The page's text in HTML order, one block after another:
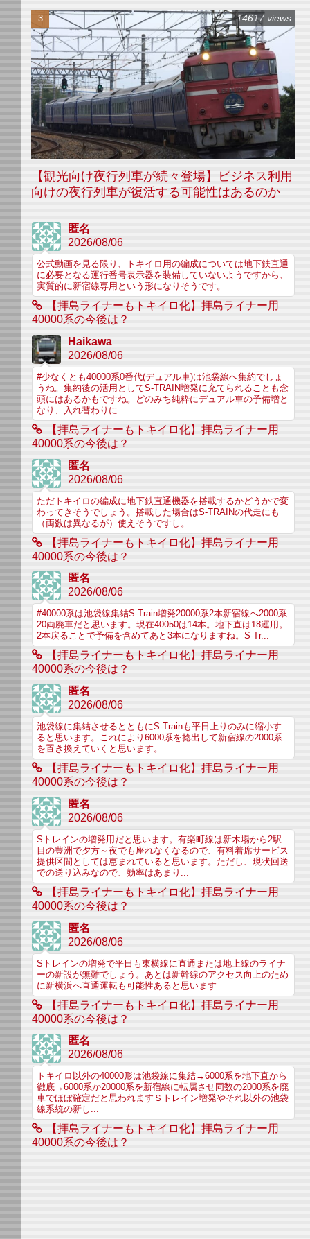
【観光向け夜行列車が続々登場】ビジネス利用
向けの夜行列車が復活する可能性はあるのか
14617 views
匿名
2026/08/06
公式動画を見る限り、トキイロ用の編成については地下鉄直通
に必要となる運行番号表示器を装備していないようですから、
実質的に新宿線専用という形になりそうです。
【拝島ライナーもトキイロ化】拝島ライナー用
40000系の今後は？
Haikawa
2026/08/06
#少なくとも40000系0番代(デュアル車)は池袋線へ集約でしょ
うね。集約後の活用としてS-TRAIN増発に充てられることも念
頭にはあるかもですね。どのみち純粋にデュアル車の予備増と
なり、入れ替わりに...
【拝島ライナーもトキイロ化】拝島ライナー用
40000系の今後は？
匿名
2026/08/06
ただトキイロの編成に地下鉄直通機器を搭載するかどうかで変
わってきそうでしょう。搭載した場合はS-TRAINの代走にも
（両数は異なるが）使えそうですし。
【拝島ライナーもトキイロ化】拝島ライナー用
40000系の今後は？
匿名
2026/08/06
#40000系は池袋線集結S-Train増発20000系2本新宿線へ2000系
20両廃車だと思います。現在40050は14本。地下直は18運用。
2本戻ることで予備を含めてあと3本になりますね。S-Tr...
【拝島ライナーもトキイロ化】拝島ライナー用
40000系の今後は？
匿名
2026/08/06
池袋線に集結させるとともにS-Trainも平日上りのみに縮小す
ると思います。これにより6000系を捻出して新宿線の2000系
を置き換えていくと思います。
【拝島ライナーもトキイロ化】拝島ライナー用
40000系の今後は？
匿名
2026/08/06
Sトレインの増発用だと思います。有楽町線は新木場から2駅
目の豊洲で夕方～夜でも座れなくなるので、有料着席サービス
提供区間としては恵まれていると思います。ただし、現状回送
での送り込みなので、効率はあまり...
【拝島ライナーもトキイロ化】拝島ライナー用
40000系の今後は？
匿名
2026/08/06
Sトレインの増発で平日も東横線に直通または地上線のライナ
ーの新設が無難でしょう。あとは新幹線のアクセス向上のため
に新横浜へ直通運転も可能性あると思います
【拝島ライナーもトキイロ化】拝島ライナー用
40000系の今後は？
匿名
2026/08/06
トキイロ以外の40000形は池袋線に集結→6000系を地下直から
徹底→6000系か20000系を新宿線に転属させ同数の2000系を廃
車でほぼ確定だと思われますＳトレイン増発やそれ以外の池袋
線系統の新し...
【拝島ライナーもトキイロ化】拝島ライナー用
40000系の今後は？